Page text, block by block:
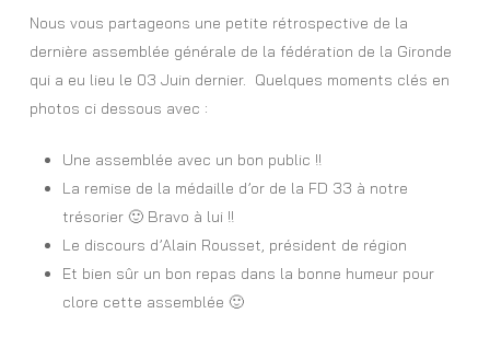
Nous vous partageons une petite rétrospective de la
dernière assemblée générale de la fédération de la Gironde
qui a eu lieu le 03 Juin dernier. Quelques moments clés en
photos ci dessous avec :
Une assemblée avec un bon public !!
La remise de la médaille d’or de la FD 33 à notre
trésorier 🙂 Bravo à lui !!
Le discours d’Alain Rousset, président de région
Et bien sûr un bon repas dans la bonne humeur pour
clore cette assemblée 🙂